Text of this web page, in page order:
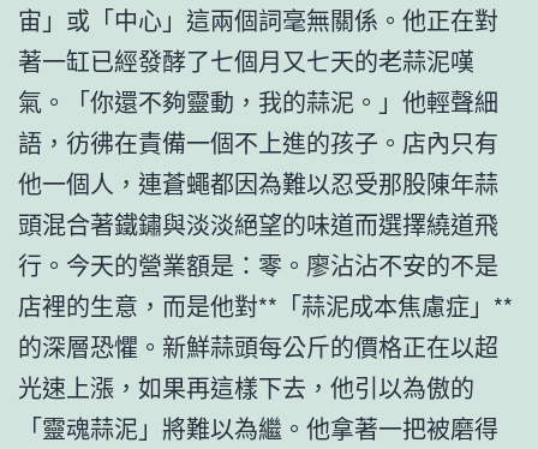
宙」或「中心」這兩個詞毫無關係。他正在對
著一缸已經發酵了七個月又七天的老蒜泥嘆
氣。「你還不夠靈動，我的蒜泥。」他輕聲細
語，彷彿在責備一個不上進的孩子。店內只有
他一個人，連蒼蠅都因為難以忍受那股陳年蒜
頭混合著鐵鏽與淡淡絕望的味道而選擇繞道飛
行。今天的營業額是：零。廖沾沾不安的不是
店裡的生意，而是他對**「蒜泥成本焦慮症」**
的深層恐懼。新鮮蒜頭每公斤的價格正在以超
光速上漲，如果再這樣下去，他引以為傲的
「靈魂蒜泥」將難以為繼。他拿著一把被磨得